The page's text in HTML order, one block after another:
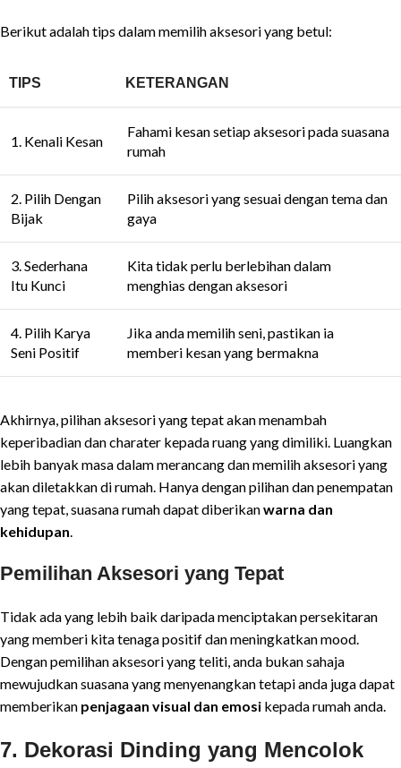
Berikut adalah tips dalam memilih aksesori yang betul:
TIPS KETERANGAN
1. Kenali Kesan
Fahami kesan setiap aksesori pada suasana
rumah
2. Pilih Dengan
Bijak
Pilih aksesori yang sesuai dengan tema dan
gaya
3. Sederhana
Itu Kunci
Kita tidak perlu berlebihan dalam
menghias dengan aksesori
4. Pilih Karya
Seni Positif
Jika anda memilih seni, pastikan ia
memberi kesan yang bermakna
Akhirnya, pilihan aksesori yang tepat akan menambah
keperibadian dan charater kepada ruang yang dimiliki. Luangkan
lebih banyak masa dalam merancang dan memilih aksesori yang
akan diletakkan di rumah. Hanya dengan pilihan dan penempatan
yang tepat, suasana rumah dapat diberikanwarna dan
kehidupan
Pemilihan Aksesori yang Tepat
Tidak ada yang lebih baik daripada menciptakan persekitaran
yang memberi kita tenaga positif dan meningkatkan mood.
Dengan pemilihan aksesori yang teliti, anda bukan sahaja
mewujudkan suasana yang menyenangkan tetapi anda juga dapat
memberikan penjagaan visual dan emosi kepada rumah anda.
7. Dekorasi Dinding yang Mencolok